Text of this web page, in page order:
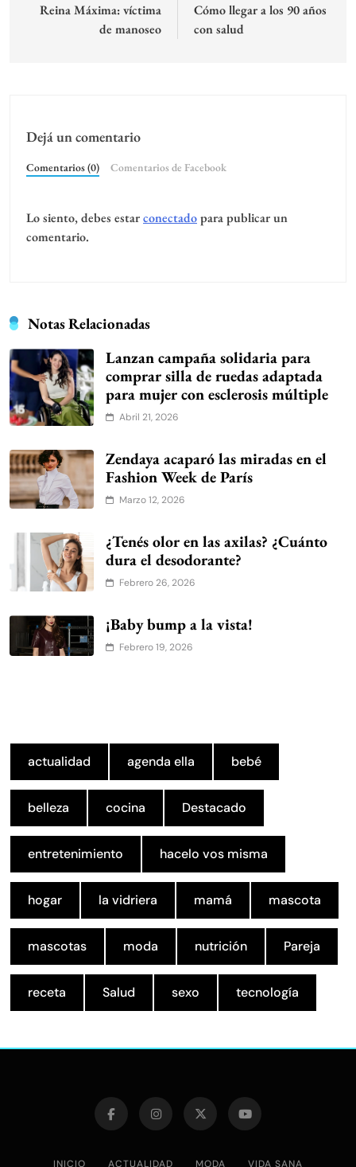
deReina Máxima: víctima
de manoseo
Cómo llegar a los 90 años
con salud
Dejá un comentario
Comentarios (0) Comentarios de Facebook
Lo siento, debes estarconectadopara publicar un
comentario.
Notas Relacionadas
Lanzan campaña solidaria para
comprar silla de ruedas adaptada
para mujer con esclerosis múltiple
Abril 21, 2026
Zendaya acaparó las miradas en el
Fashion Week de París
Marzo 12, 2026
¿Tenés olor en las axilas? ¿Cuánto
dura el desodorante?
Febrero 26, 2026
¡Baby bump a la vista!
Febrero 19, 2026
actualidad agenda ella bebé
belleza cocina Destacado
entretenimiento hacelo vos misma
hogar la vidriera mamá mascota
mascotas moda nutrición Pareja
receta Salud sexo tecnología
INICIO ACTUALIDAD MODA VIDA SANA